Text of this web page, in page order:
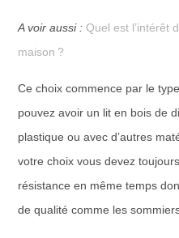
A voir aussi : Quel est l’intérêt
maison ?
Ce choix commence par le
pouvez avoir un lit en bois de
plastique ou avec d’autres
votre choix vous devez
résistance en même temps
de qualité comme les